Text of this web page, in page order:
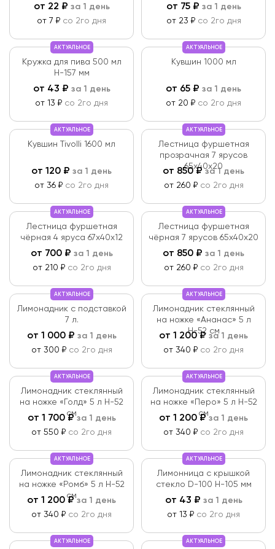
от 22 ₽ за 1 день
от 7 ₽ со 2го дня
от 75₽ за 1 день
от 23 ₽ со 2го дня
АКТУАЛЬНОЕ
Кружка для пива 500 мл
Н-157 мм
от 43 ₽ за 1 день
от 13 ₽ со 2го дня
АКТУАЛЬНОЕ
Кувшин 1000 мл
от 65 ₽ за 1 день
от 20 ₽ со 2го дня
АКТУАЛЬНОЕ
Кувшин Tivolli 1600 мл
от 120 ₽ за 1 день
от 36 ₽ со 2го дня
АКТУАЛЬНОЕ
Лестница фуршетная
прозрачная 7 ярусов
65х40х20
от 850₽за 1 день
от 260 ₽ со 2го дня
АКТУАЛЬНОЕ
Лестница фуршетная
чёрная 4 яруса 67х40х12
от 700₽ за 1 день
от 210 ₽ со 2го дня
АКТУАЛЬНОЕ
Лестница фуршетная
чёрная 7 ярусов 65х40х20
от 850 ₽ за 1 день
от 260 ₽ со 2го дня
АКТУАЛЬНОЕ
Лимонадник с подставкой
7 л.
от 1 000₽ за 1 день
от 300 ₽ со 2го дня
АКТУАЛЬНОЕ
Лимонадник стеклянный
на ножке «Ананас» 5 л
Н-52 см
от 1 200₽ за 1 день
от 340 ₽ со 2го дня
АКТУАЛЬНОЕ
Лимонадник стеклянный
на ножке «Голд» 5 л Н-52
см
от 1 700₽за 1 день
от 550 ₽ со 2го дня
АКТУАЛЬНОЕ
Лимонадник стеклянный
на ножке «Перо» 5 л Н-52
см
от 1 200₽за 1 день
от 340 ₽ со 2го дня
АКТУАЛЬНОЕ
Лимонадник стеклянный
на ножке «Ромб» 5 л Н-52
см
от 1 200₽за 1 день
от 340 ₽ со 2го дня
АКТУАЛЬНОЕ
Лимонница с крышкой
стекло D-100 Н-105 мм
от 43 ₽ за 1 день
от 13 ₽ со 2го дня
АКТУАЛЬНОЕ АКТУАЛЬНОЕ